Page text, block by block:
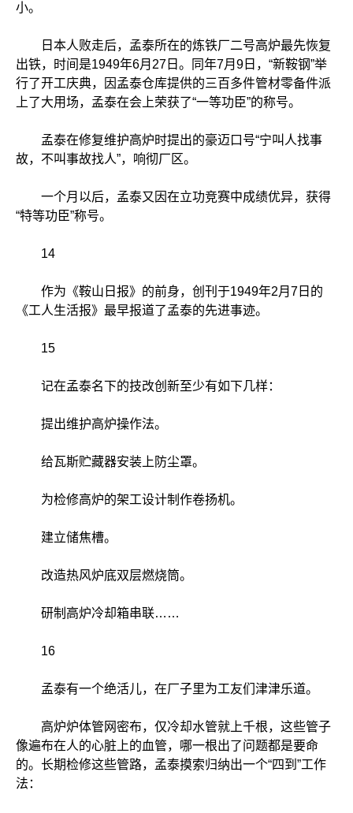
小。
日本人败走后，孟泰所在的炼铁厂二号高炉最先恢复
出铁，时间是1949年6月27日。同年7月9日，“新鞍钢”举
行了开工庆典，因孟泰仓库提供的三百多件管材零备件派
上了大用场，孟泰在会上荣获了“一等功臣”的称号。
孟泰在修复维护高炉时提出的豪迈口号“宁叫人找事
故，不叫事故找人”，响彻厂区。
一个月以后，孟泰又因在立功竞赛中成绩优异，获得
“特等功臣”称号。
14
作为《鞍山日报》的前身，创刊于1949年2月7日的
《工人生活报》最早报道了孟泰的先进事迹。
15
记在孟泰名下的技改创新至少有如下几样：
提出维护高炉操作法。
给瓦斯贮藏器安装上防尘罩。
为检修高炉的架工设计制作卷扬机。
建立储焦槽。
改造热风炉底双层燃烧筒。
研制高炉冷却箱串联……
16
孟泰有一个绝活儿，在厂子里为工友们津津乐道。
高炉炉体管网密布，仅冷却水管就上千根，这些管子
像遍布在人的心脏上的血管，哪一根出了问题都是要命
的。长期检修这些管路，孟泰摸索归纳出一个“四到”工作
法：